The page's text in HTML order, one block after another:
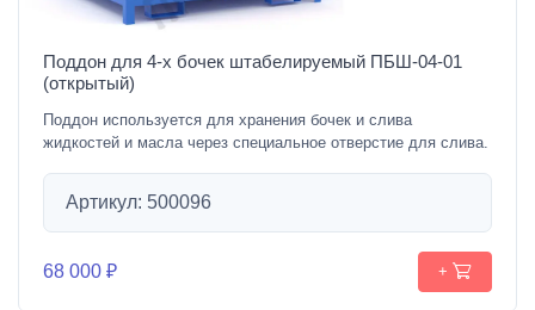
Поддон для 4-х бочек штабелируемый ПБШ-04-01
(открытый)
Поддон используется для хранения бочек и слива
жидкостей и масла через специальное отверстие для слива.
Артикул: 500096
68 000 ₽ +